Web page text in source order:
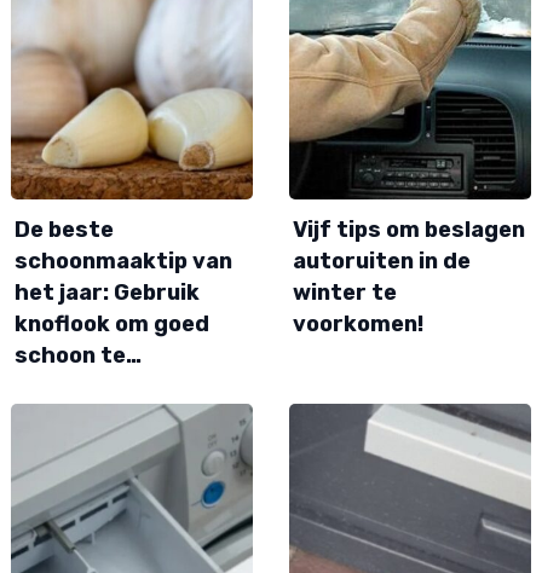
De beste
schoonmaaktip van
het jaar: Gebruik
knoflook om goed
schoon te…
Vijf tips om beslagen
autoruiten in de
winter te
voorkomen!